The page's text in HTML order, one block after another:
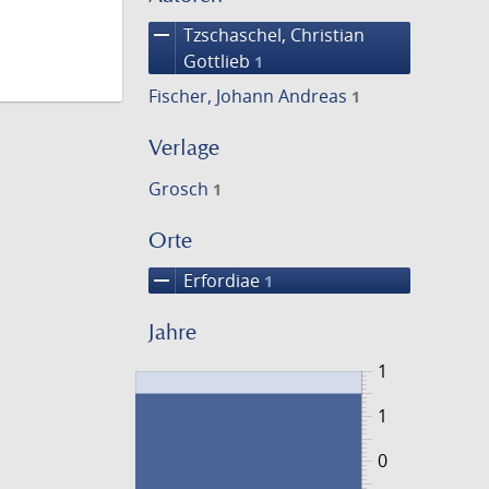
remove Tzschaschel, Christian
Gottlieb 1
Fischer, Johann Andreas 1
Verlage
Grosch 1
Orte
remove Erfordiae 1
Jahre
1
0
1